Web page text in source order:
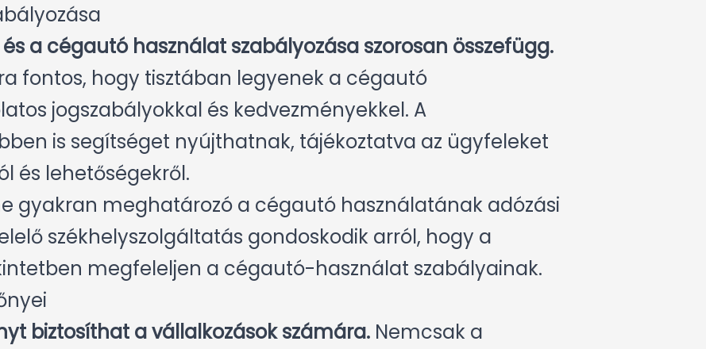
a cégautó használat szabályozása szorosan összefügg.
fontos, hogy tisztában legyenek a cégautó
jogszabályokkal és kedvezményekkel. A
is segítséget nyújthatnak, tájékoztatva az ügyfeleket
és lehetőségekről.
gyakran meghatározó a cégautó használatának adózási
székhelyszolgáltatás gondoskodik arról, hogy a
megfeleljen a cégautó-használat szabályainak.
biztosíthat a vállalkozások számára.Nemcsak a